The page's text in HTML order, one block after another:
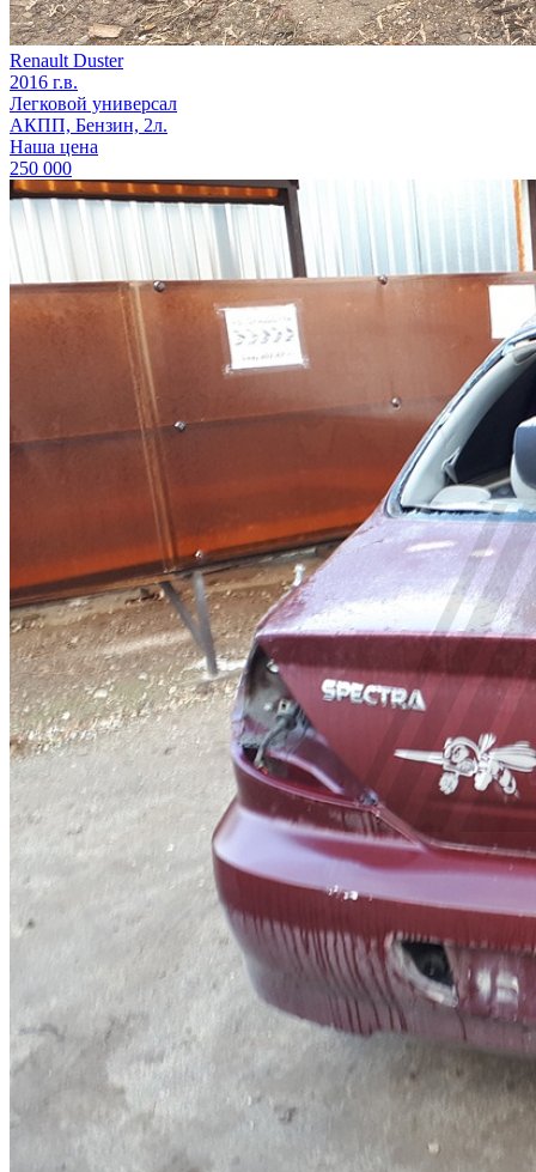
Renault Duster
2016 г.в.
Легковой универсал
АКПП, Бензин, 2л.
Наша цена
250 000